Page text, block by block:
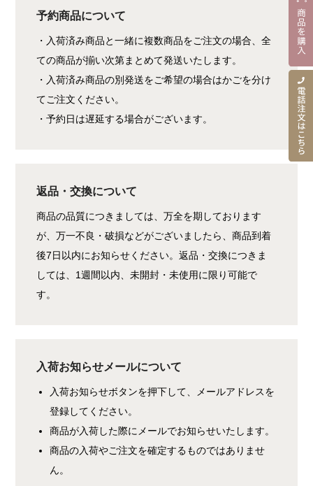
予約商品について
・入荷済み商品と一緒に複数商品をご注文の場合、全
ての商品が揃い次第まとめて発送いたします。
・入荷済み商品の別発送をご希望の場合はかごを分け
てご注文ください。
・予約日は遅延する場合がございます。
返品・交換について
商品の品質につきましては、万全を期しております
が、万一不良・破損などがございましたら、商品到着
後7日以内にお知らせください。返品・交換につきま
しては、1週間以内、未開封・未使用に限り可能で
す。
入荷お知らせメールについて
入荷お知らせボタンを押下して、メールアドレスを
登録してください。
商品が入荷した際にメールでお知らせいたします。
商品の入荷やご注文を確定するものではありませ
ん。